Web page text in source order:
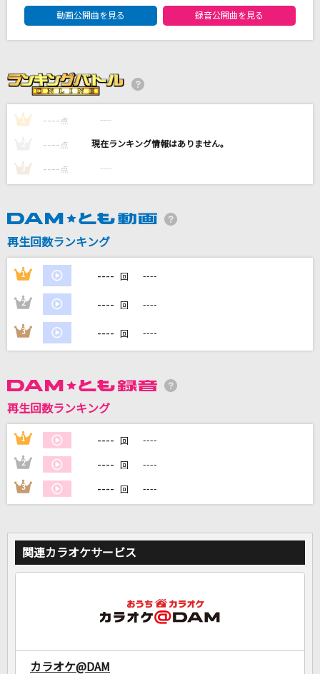
[生音]スパークル (movie ver.)
Subtitle
Official髭男dism
STARS
中島美嘉
キタニタツヤ
カラオケ最新情報をチェック！
DAMに会員登録・ログインして
カラオケをもっと楽しもう！
家族や友達と一緒に！練習にも！
DAM★ともボーカルエントリーランキング
動画公開曲を見る
録音公開曲を見る
1 ---- 点 ----
---- 点 ----
3 ---- 点 ----
再生回数ランキング
1 ---- 回 ----
2 ---- 回 ----
3 ---- 回 ----
再生回数ランキング
1 ---- 回 ----
2 ---- 回 ----
3 ---- 回 ----
関連カラオケサービス
カラオケ@DAM